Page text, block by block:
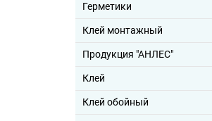
Герметики
Клей монтажный
Продукция "АНЛЕС"
Клей
Клей обойный